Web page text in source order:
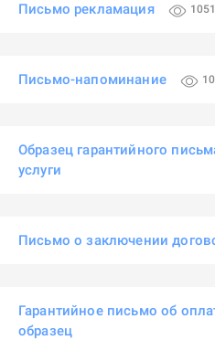
Письмо рекламация 1051
Письмо-напоминание
Образец гарантийного
услуги
Письмо о заключении
Гарантийное письмо об
образец